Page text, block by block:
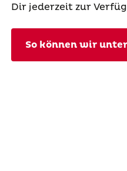
Dir jederzeit zur
So können wir